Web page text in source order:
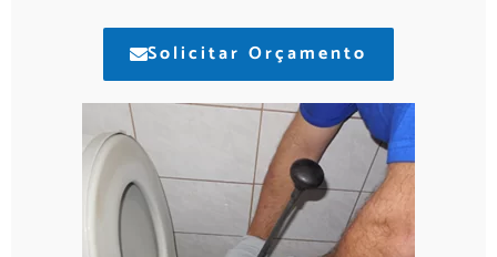
Solicitar Orçamento